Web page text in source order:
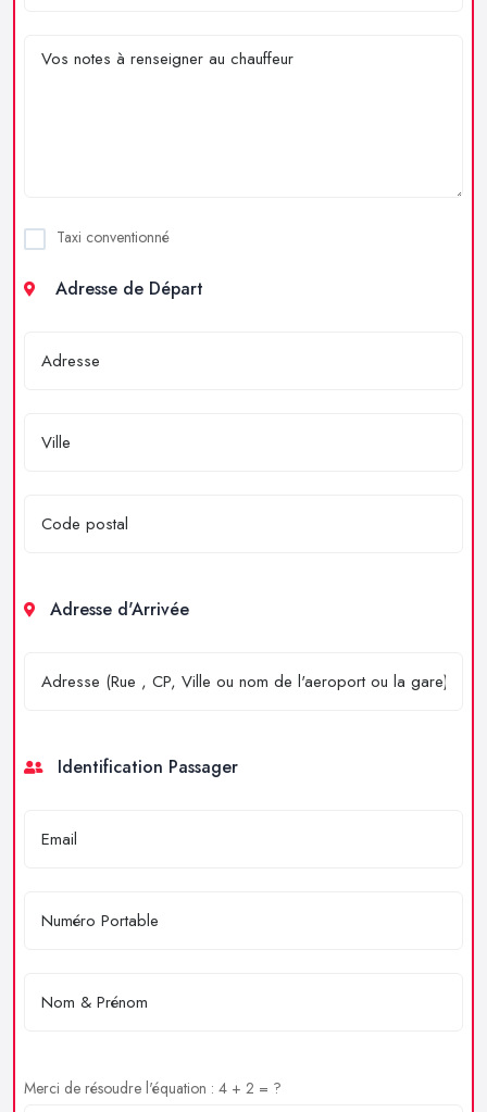
Taxi conventionné
Adresse de Départ
Adresse d'Arrivée
Identification Passager
Merci de résoudre l'équation : 4 + 2 = ?